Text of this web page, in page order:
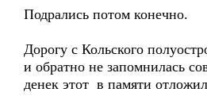
Подрались потом конечно.
Дорогу с Кольского
и обратно не запомнилась
денек этот в памяти